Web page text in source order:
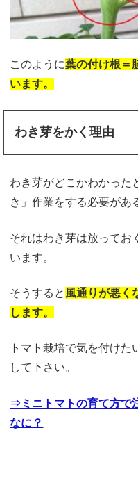
このように葉の付け根＝
います。
わき芽をかく理由
わき芽がどこかわかった
き」作業をする必要があ
それはわき芽は放ってお
います。
そうすると 風通りが悪く
します。
トマト栽培で気を付け
して下さい。
⇒ミニトマトの育て方で
なに？